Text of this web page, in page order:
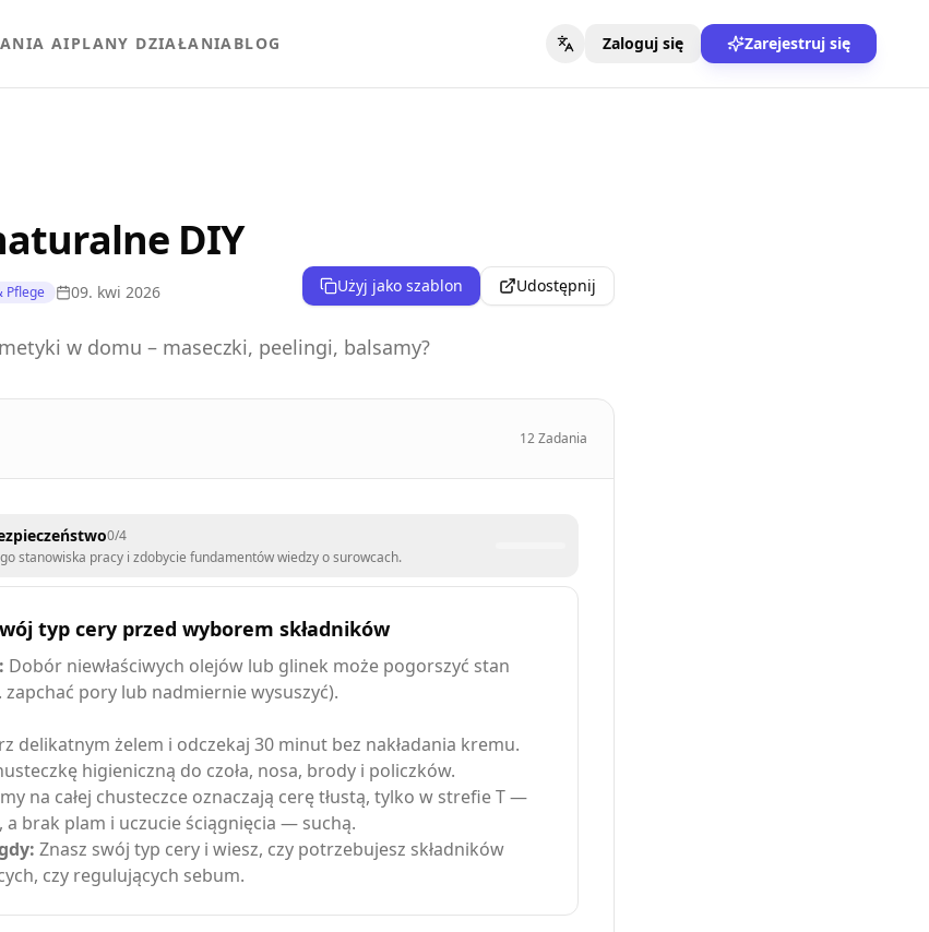
AIPLANY DZIAŁANIABLOG Zaloguj się Zarejestruj się
DIY
Pflege 09. kwi 2026 Użyj jako szablon Udostępnij
w domu – maseczki, peelingi, balsamy?
12Zadania
0/4
stanowiska pracy i zdobycie fundamentów wiedzy o surowcach.
typ cery przed wyborem składników
Dobór niewłaściwych olejów lub glinek może pogorszyć stan
zapchać pory lub nadmiernie wysuszyć).
delikatnym żelem i odczekaj 30 minut bez nakładania kremu.
higieniczną do czoła, nosa, brody i policzków.
na całej chusteczce oznaczają cerę tłustą, tylko w strefie T —
a brak plam i uczucie ściągnięcia — suchą.
Znasz swój typ cery i wiesz, czy potrzebujesz składników
czy regulujących sebum.